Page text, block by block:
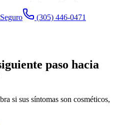
(305) 446-0471
paso hacia
si sus síntomas son cosméticos,